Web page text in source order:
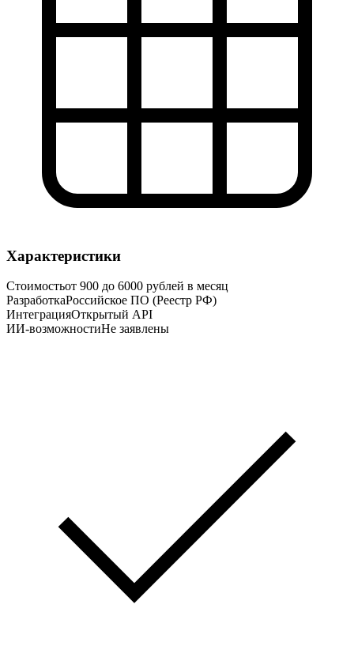
Характеристики
Стоимостьот 900 до 6000 рублей в месяц
РазработкаРоссийское ПО (Реестр РФ)
ИнтеграцияОткрытый API
ИИ-возможностиНе заявлены